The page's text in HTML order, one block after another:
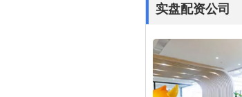
实盘配资公司